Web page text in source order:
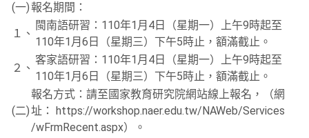
(一)報名期間：
１、
閩南語研習：110年1月4日（星期一）上午9時起至
110年1月6日（星期三）下午5時止，額滿截止。
２、
客家語研習：110年1月4日（星期一）上午9時起至
110年1月6日（星期三）下午5時止，額滿截止。
(二)
報名方式：請至國家教育研究院網站線上報名，（網
址： https://workshop.naer.edu.tw/NAWeb/Services
/wFrmRecent.aspx）。